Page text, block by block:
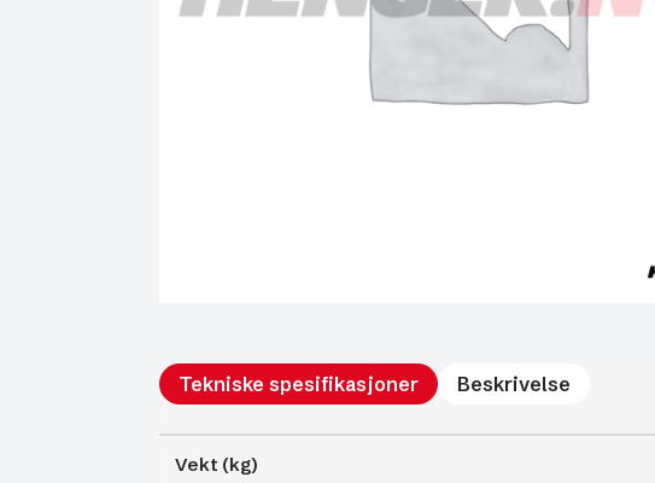
Tekniske spesifikasjoner Beskrivelse
Vekt (kg)